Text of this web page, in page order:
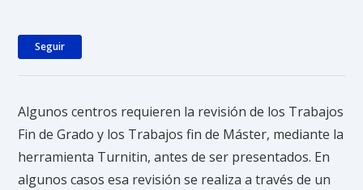
Seguir
Algunos centros requieren la revisión de los Trabajos
Fin de Grado y los Trabajos fin de Máster, mediante la
herramienta Turnitin, antes de ser presentados. En
algunos casos esa revisión se realiza a través de un